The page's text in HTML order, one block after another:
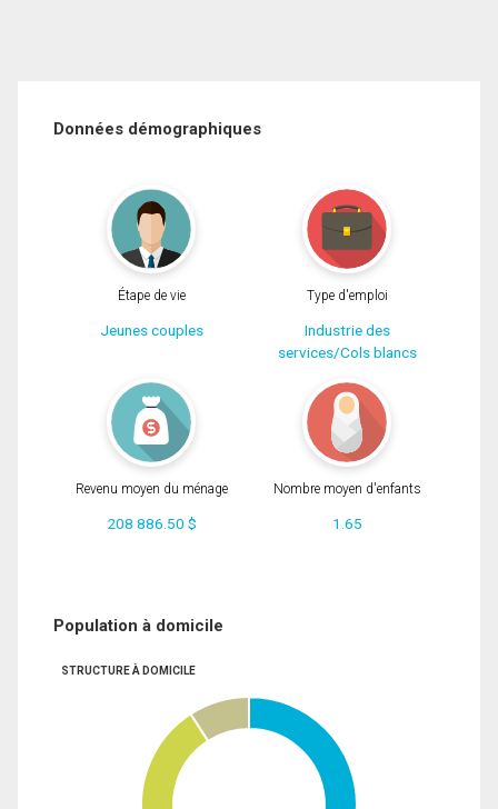
Données démographiques
Étape de vie
Jeunes couples
Type d'emploi
Industrie des
services/Cols blancs
Revenu moyen du ménage
208 886.50 $
Nombre moyen d'enfants
1.65
Population à domicile
STRUCTURE À DOMICILE